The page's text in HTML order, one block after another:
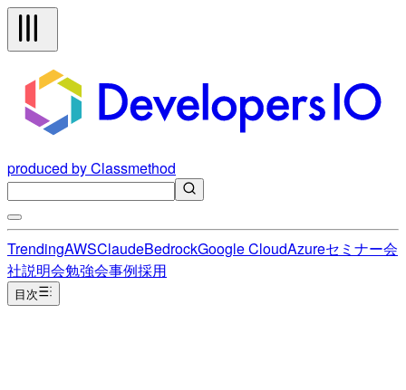
produced by Classmethod
TrendingAWSClaudeBedrockGoogle CloudAzureセミナー会
社説明会勉強会事例採用
目次